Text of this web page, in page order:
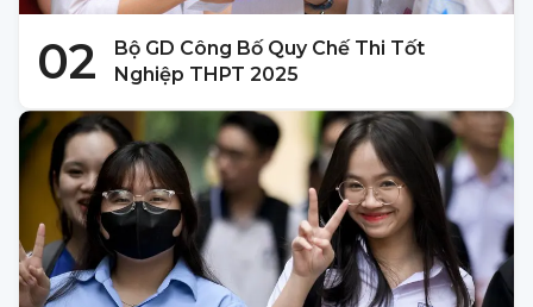
02
Bộ GD Công Bố Quy Chế Thi Tốt
Nghiệp THPT 2025